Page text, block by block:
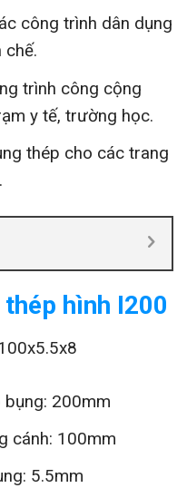
công trình dân dụng
chế.
trình công cộng
y tế, trường học.
thép cho các trang
hình I200
bụng: 200mm
cánh: 100mm
5.5mm